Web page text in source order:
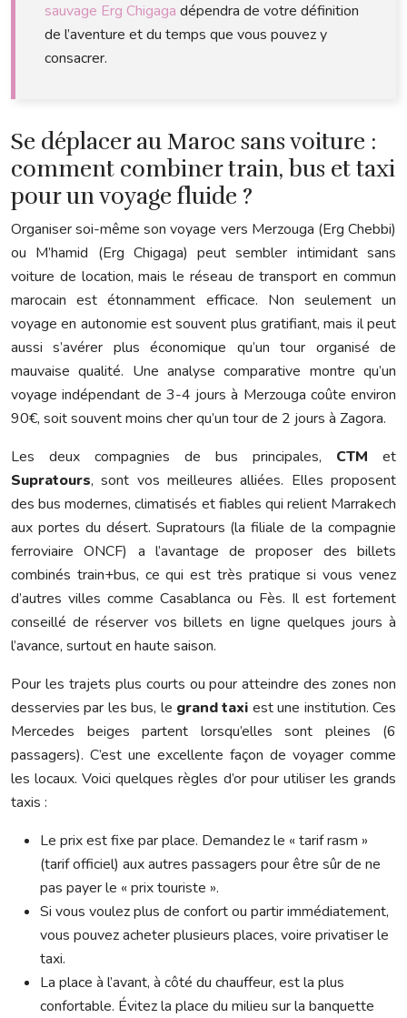
sauvage Erg Chigaga dépendra de votre définition
de l’aventure et du temps que vous pouvez y
consacrer.
Se déplacer au Maroc sans voiture :
comment combiner train, bus et taxi
pour un voyage fluide ?
Organiser soi-même son voyage vers Merzouga (Erg Chebbi)
ou M’hamid (Erg Chigaga) peut sembler intimidant sans
voiture de location, mais le réseau de transport en commun
marocain est étonnamment efficace. Non seulement un
voyage en autonomie est souvent plus gratifiant, mais il peut
aussi s’avérer plus économique qu’un tour organisé de
mauvaise qualité. Une analyse comparative montre qu’un
voyage indépendant de 3-4 jours à Merzouga coûte environ
90€, soit souvent moins cher qu’un tour de 2 jours à Zagora.
Les deux compagnies de bus principales, CTM et
Supratours, sont vos meilleures alliées. Elles proposent
des bus modernes, climatisés et fiables qui relient Marrakech
aux portes du désert. Supratours (la filiale de la compagnie
ferroviaire ONCF) a l’avantage de proposer des billets
combinés train+bus, ce qui est très pratique si vous venez
d’autres villes comme Casablanca ou Fès. Il est fortement
conseillé de réserver vos billets en ligne quelques jours à
l’avance, surtout en haute saison.
Pour les trajets plus courts ou pour atteindre des zones non
desservies par les bus, le grand taxi est une institution. Ces
Mercedes beiges partent lorsqu’elles sont pleines (6
passagers). C’est une excellente façon de voyager comme
les locaux. Voici quelques règles d’or pour utiliser les grands
taxis :
Le prix est fixe par place. Demandez le « tarif rasm »
(tarif officiel) aux autres passagers pour être sûr de ne
pas payer le « prix touriste ».
Si vous voulez plus de confort ou partir immédiatement,
vous pouvez acheter plusieurs places, voire privatiser le
taxi.
La place à l’avant, à côté du chauffeur, est la plus
confortable. Évitez la place du milieu sur la banquette